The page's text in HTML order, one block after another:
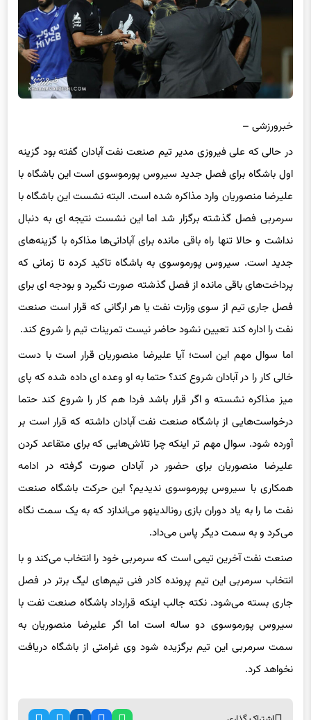
خبرورزشی –
در حالی که علی فیروزی مدیر تیم صنعت نفت آبادان گفته بود گزینه
اول باشگاه برای فصل جدید سیروس پورموسوی است این باشگاه با
علیرضا منصوریان وارد مذاکره شده است. البته نشست این باشگاه با
سرمربی فصل گذشته برگزار شد اما این نشست نتیجه ای به دنبال
نداشت و حالا تنها راه باقی مانده برای آبادانی‌ها مذاکره با گزینه‌های
جدید است. سیروس پورموسوی به باشگاه تاکید کرده تا زمانی که
پرداخت‌های باقی مانده از فصل گذشته صورت نگیرد و بودجه ای برای
فصل جاری تیم از سوی وزارت نفت یا هر ارگانی که قرار است صنعت
نفت را اداره کند تعیین نشود حاضر نیست تمرینات تیم را شروع کند.
اما سوال مهم این است؛ آیا علیرضا منصوریان قرار است با دست
خالی کار را در آبادان شروع کند؟ حتما به او وعده ای داده شده که پای
میز مذاکره نشسته و اگر قرار باشد فردا هم کار را شروع کند حتما
درخواست‌هایی از باشگاه صنعت نفت آبادان داشته که قرار است بر
آورده شود. سوال مهم تر اینکه چرا تلاش‌هایی که برای متقاعد کردن
علیرضا منصوریان برای حضور در آبادان صورت گرفته در ادامه
همکاری با سیروس پورموسوی ندیدیم؟ این حرکت باشگاه صنعت
نفت ما را به یاد دوران بازی رونالدینهو می‌اندازد که به یک سمت نگاه
می‌کرد و به سمت دیگر پاس می‌داد.
صنعت نفت آخرین تیمی است که سرمربی خود را انتخاب می‌کند و با
انتخاب سرمربی این تیم پرونده کادر فنی تیم‌های لیگ برتر در فصل
جاری بسته می‌شود. نکته جالب اینکه قرارداد باشگاه صنعت نفت با
سیروس پورموسوی دو ساله است اما اگر علیرضا منصوریان به
سمت سرمربی این تیم برگزیده شود وی غرامتی از باشگاه دریافت
نخواهد کرد.